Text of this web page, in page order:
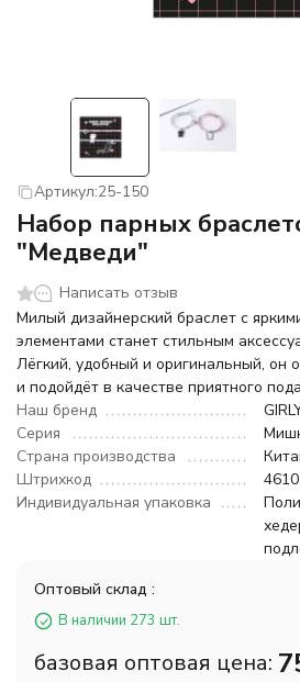
Артикул:25-150
Набор парных
"Медведи"
Написать отзыв
Милый дизайнерский браслет с
элементами станет стильным
Лёгкий, удобный и оригинальный, он
и подойдёт в качестве приятного
Наш бренд
Серия
Страна производства
Штрихкод
Индивидуальная упаковка
Оптовый склад :
В наличии 273 шт.
базовая оптовая цена: